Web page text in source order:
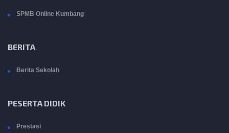
SPMB Online Kumbang
BERITA
Berita Sekolah
PESERTA DIDIK
Prestasi